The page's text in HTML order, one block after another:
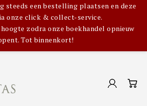
steeds een bestelling plaatsen en deze
onze click & collect-service.
zodra onze boekhandel opnieuw
Tot binnenkort!